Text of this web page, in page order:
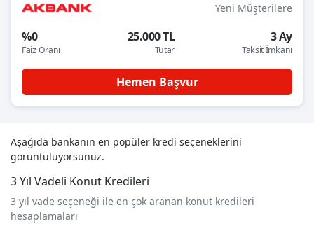
Yeni Müşterilere
%0
Faiz Oranı
25.000 TL
Tutar
3 Ay
Taksit İmkanı
Hemen Başvur
Aşağıda bankanın en popüler kredi seçeneklerini
görüntülüyorsunuz.
3 Yıl Vadeli Konut Kredileri
3 yıl vade seçeneği ile en çok aranan konut kredileri
hesaplamaları